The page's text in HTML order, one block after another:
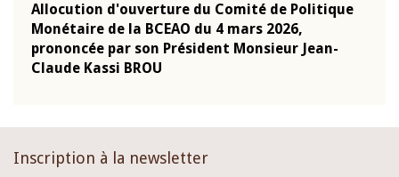
Allocution d'ouverture du Comité de Politique
Monétaire de la BCEAO du 4 mars 2026,
prononcée par son Président Monsieur Jean-
Claude Kassi BROU
Inscription à la newsletter